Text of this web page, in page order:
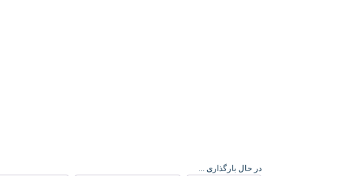
در حال بارگذاری ...